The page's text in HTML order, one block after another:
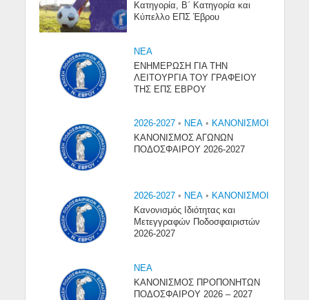
Κατηγορία, Β΄ Κατηγορία και
Κύπελλο ΕΠΣ Έβρου
NEA
ΕΝΗΜΕΡΩΣΗ ΓΙΑ ΤΗΝ
ΛΕΙΤΟΥΡΓΙΑ ΤΟΥ ΓΡΑΦΕΙΟΥ
ΤΗΣ ΕΠΣ ΕΒΡΟΥ
2026-2027 • NEA • ΚΑΝΟΝΙΣΜΟΙ
ΚΑΝΟΝΙΣΜΟΣ ΑΓΩΝΩΝ
ΠΟΔΟΣΦΑΙΡΟΥ 2026-2027
2026-2027 • NEA • ΚΑΝΟΝΙΣΜΟΙ
Κανονισμός Ιδιότητας και
Μετεγγραφών Ποδοσφαιριστών
2026-2027
NEA
ΚΑΝΟΝΙΣΜΟΣ ΠΡΟΠΟΝΗΤΩΝ
ΠΟΔΟΣΦΑΙΡΟΥ 2026 – 2027